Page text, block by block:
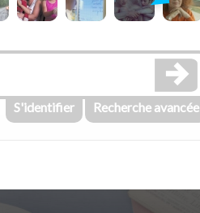
S'identifier Recherche avancée